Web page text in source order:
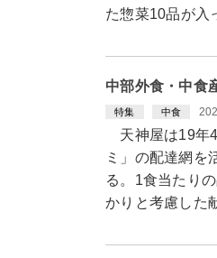
た惣菜10品が
中部外食・中
特集 中食
天神屋は19年4
ミ」の配達網を
る。1食当たり
かりと考慮した